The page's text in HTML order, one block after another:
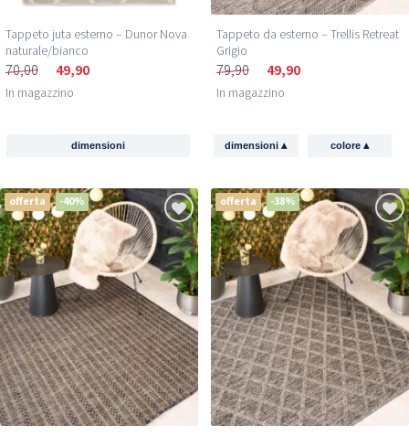
Tappeto juta esterno – Dunor Nova
naturale/bianco
70,00 49,90
In magazzino
dimensioni
Tappeto da esterno – Trellis Retreat
Grigio
79,90 49,90
In magazzino
dimensioni▴ colore ▴
offerta -40% offerta -38%